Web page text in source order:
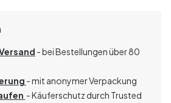
- bei Bestellungen über 80
- mit anonymer Verpackung
- Käuferschutz durch Trusted